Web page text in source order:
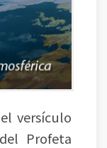
versículo
Profeta